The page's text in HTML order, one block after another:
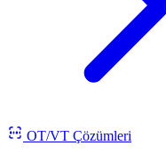
OT/VT Çözümleri